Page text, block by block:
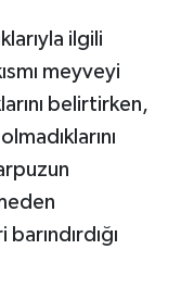
ilgili
meyveyi
belirtirken,